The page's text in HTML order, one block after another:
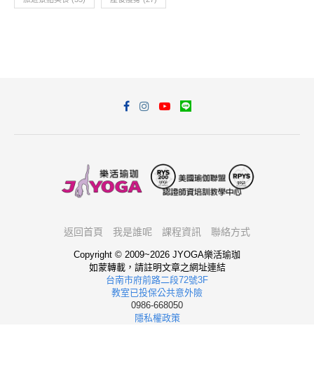
返回首頁 我是誰呢 課程資訊 聯絡方式
Copyright © 2009~2026 JYOGA樂活瑜珈
如蒙轉載，請註明文章之網址連結
台南市府前路二段72號3F
教室已投保公共意外險
0986-668050
隱私權政策